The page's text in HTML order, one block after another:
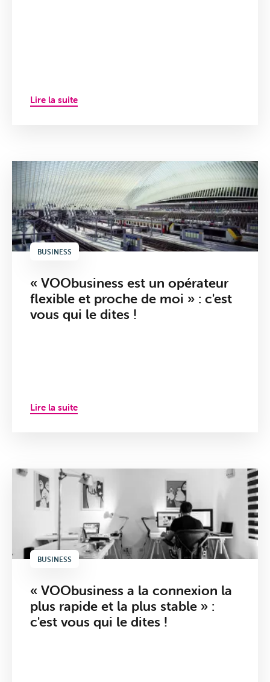
Lire la suite
BUSINESS
« VOObusiness est un opérateur
flexible et proche de moi » : c'est
vous qui le dites !
Lire la suite
BUSINESS
« VOObusiness a la connexion la
plus rapide et la plus stable » :
c'est vous qui le dites !